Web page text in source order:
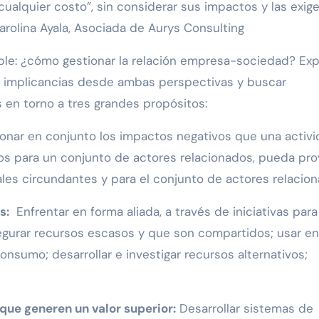
costo”, sin considerar sus impactos y las
Ayala, Asociada de Aurys Consulting
¿cómo gestionar la relación empresa-sociedad?
desde ambas perspectivas y buscar
torno a tres grandes propósitos:
en conjunto los impactos negativos que una
para un conjunto de actores relacionados, pueda
circundantes y para el conjunto de actores
Enfrentar en forma aliada, a través de iniciativas para
recursos escasos y que son compartidos; usar en
desarrollar e investigar recursos alternativos;
generen un valor superior: Desarrollar sistemas de